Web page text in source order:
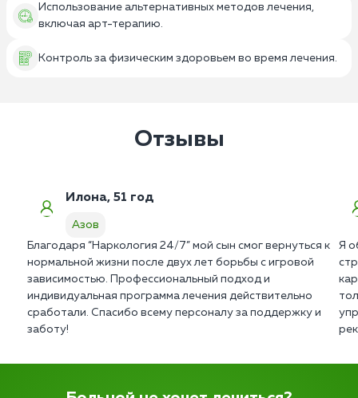
Использование альтернативных методов лечения,
включая арт-терапию.
Контроль за физическим здоровьем во время лечения.
Отзывы
Илона, 51 год
Азов
Благодаря “Наркология 24/7” мой сын смог вернуться к
нормальной жизни после двух лет борьбы с игровой
зависимостью. Профессиональный подход и
индивидуальная программа лечения действительно
сработали. Спасибо всему персоналу за поддержку и
заботу!
Я